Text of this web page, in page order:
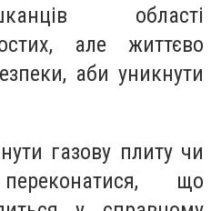
області
але життєво
аби уникнути
газову плиту чи
що